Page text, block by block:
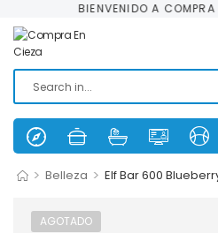
BIENVENIDO A COMPRA
> Belleza > Elf Bar 600
AGOTADO